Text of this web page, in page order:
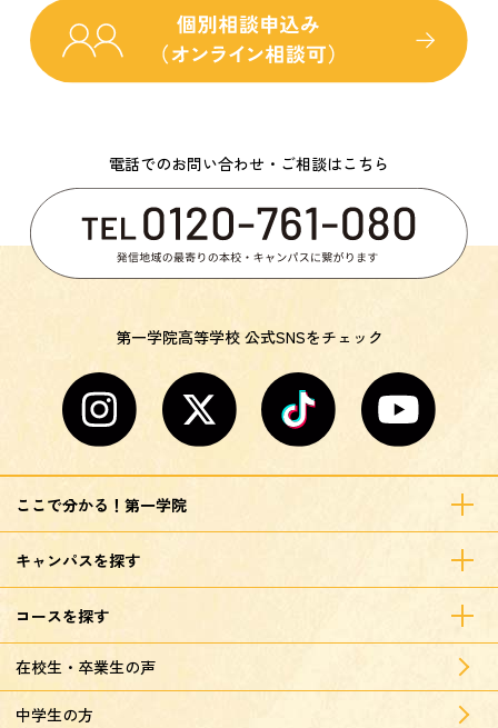
電話でのお問い合わせ・ご相談はこちら
第一学院高等学校 公式SNSをチェック
ここで分かる！第一学院
キャンパスを探す
コースを探す
在校生・卒業生の声
中学生の方